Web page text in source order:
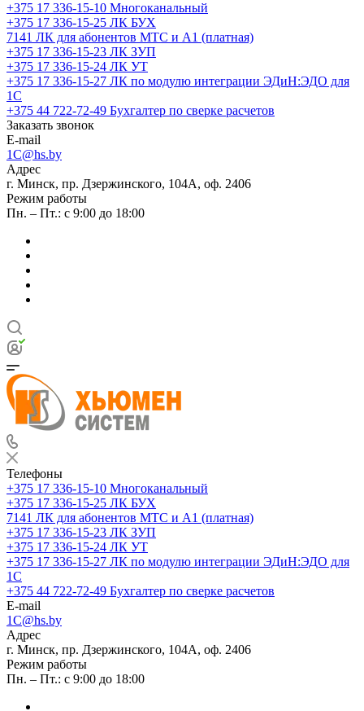
+375 17 336-15-10 Многоканальный
+375 17 336-15-25 ЛК БУХ
7141 ЛК для абонентов МТС и А1 (платная)
+375 17 336-15-23 ЛК ЗУП
+375 17 336-15-24 ЛК УТ
+375 17 336-15-27 ЛК по модулю интеграции ЭДиН:ЭДО для
1С
+375 44 722-72-49 Бухгалтер по сверке расчетов
Заказать звонок
E-mail
1C@hs.by
Адрес
г. Минск, пр. Дзержинского, 104А, оф. 2406
Режим работы
Пн. – Пт.: с 9:00 до 18:00
Телефоны
+375 17 336-15-10 Многоканальный
+375 17 336-15-25 ЛК БУХ
7141 ЛК для абонентов МТС и А1 (платная)
+375 17 336-15-23 ЛК ЗУП
+375 17 336-15-24 ЛК УТ
+375 17 336-15-27 ЛК по модулю интеграции ЭДиН:ЭДО для
1С
+375 44 722-72-49 Бухгалтер по сверке расчетов
E-mail
1C@hs.by
Адрес
г. Минск, пр. Дзержинского, 104А, оф. 2406
Режим работы
Пн. – Пт.: с 9:00 до 18:00